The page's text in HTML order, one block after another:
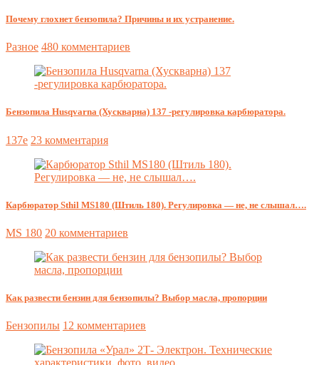
Почему глохнет бензопила? Причины и их устранение.
Разное 480 комментариев
Бензопила Husqvarna (Хускварна) 137 -регулировка карбюратора.
137e 23 комментария
Карбюратор Sthil MS180 (Штиль 180). Регулировка — не, не слышал….
MS 180 20 комментариев
Как развести бензин для бензопилы? Выбор масла, пропорции
Бензопилы 12 комментариев